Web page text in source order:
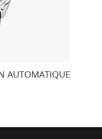
AUTOMATIQUE